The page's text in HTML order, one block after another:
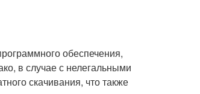
обеспечения,
в случае с нелегальными
скачивания, что также